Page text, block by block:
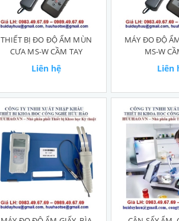
THIẾT BỊ ĐO ĐỘ ẨM MÙN
CƯA MS-W CẦM TAY
Liên hệ
MÁY ĐO ĐỘ
MS-W
Liên